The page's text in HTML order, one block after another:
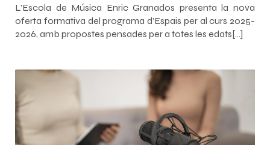
L’Escola de Música Enric Granados presenta la nova
oferta formativa del programa d’Espais per al curs 2025-
2026, amb propostes pensades per a totes les edats[…]